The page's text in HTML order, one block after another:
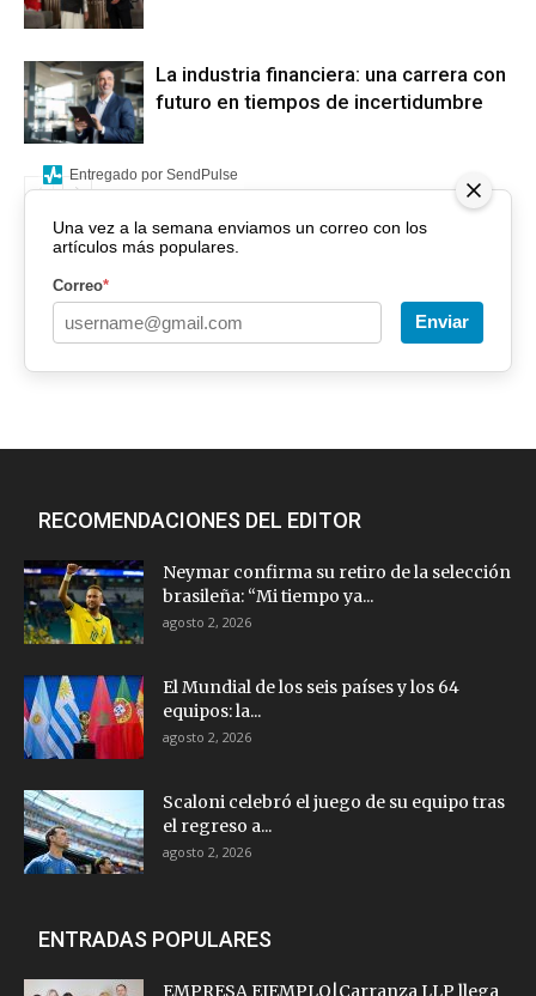
La industria financiera: una carrera con
futuro en tiempos de incertidumbre
Una vez a la semana enviamos un correo con los
artículos más populares.
Correo*
Enviar
Entregado por SendPulse
RECOMENDACIONES DEL EDITOR
Neymar confirma su retiro de la selección
brasileña: “Mi tiempo ya...
agosto 2, 2026
El Mundial de los seis países y los 64
equipos: la...
agosto 2, 2026
Scaloni celebró el juego de su equipo tras
el regreso a...
agosto 2, 2026
ENTRADAS POPULARES
EMPRESA EJEMPLO|Carranza LLP llega